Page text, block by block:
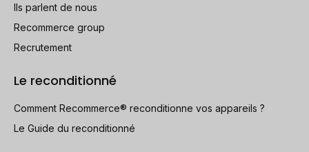
Ils parlent de nous
Recommerce group
Recrutement
Le reconditionné
Comment Recommerce® reconditionne vos appareils ?
Le Guide du reconditionné